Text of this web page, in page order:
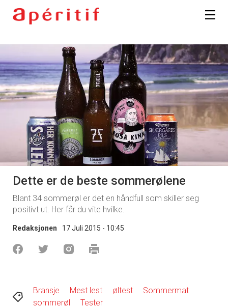
Dette er de beste sommerølene
Blant 34 sommerøl er det en håndfull som skiller seg
positivt ut. Her får du vite hvilke.
Redaksjonen 17 Juli 2015 - 10:45
Bransje Mest lest øltest
Sommermat
sommerøl
Tester